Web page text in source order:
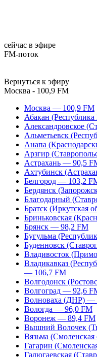
сейчас в эфире
FM-поток
Вернуться к эфиру
Москва - 100,9 FM
Москва — 100,9 FM
Абакан
Александровское
Альметьевск
Анапа
Арзгир
Астрахань — 90,5
Ахтубинск
Белгород — 103,2
Бердянск
Благодарный
Братск (Иркутская
Бриньковская
Брянск — 98,2 FM
Бугульма
Буденновск
Владивосток
Владикавказ
— 106,7 FM
Волгодонск
Волгоград — 92,6
Волноваха (ДНР) —
Вологда — 96,0 FM
Воронеж — 89,4 FM
Вышний Волочек
Вязьма
Гагарин
Галюгаевская